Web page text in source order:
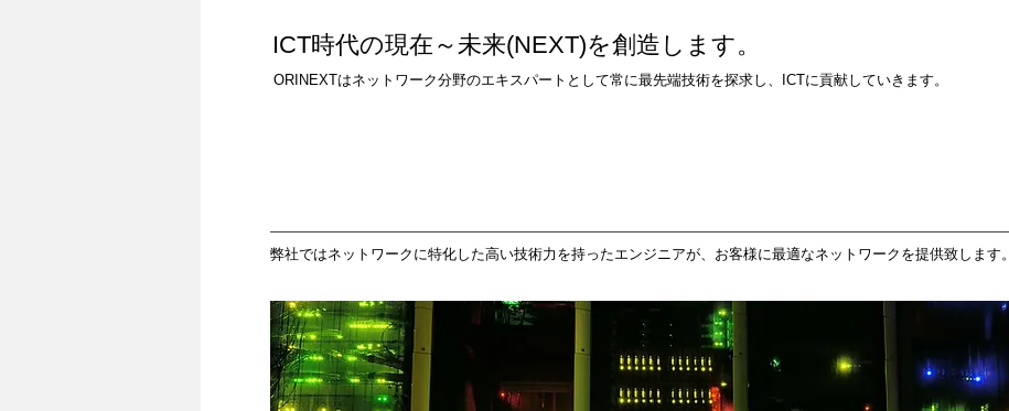
ORINEXTはネットワーク分野のエキスパートとして常に最先端技術を探求し、ICTに貢献していきます。
ICT時代の現在～未来(NEXT)を創造します。
弊社ではネットワークに特化した高い技術力を持ったエンジニアが、お客様に最適なネットワークを提供致します。